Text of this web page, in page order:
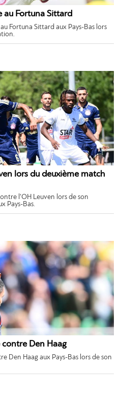
au Fortuna Sittard
au Fortuna Sittard aux Pays-Bas lors
lors du deuxième match
l’OH Leuven lors de son
Pays-Bas.
contre Den Haag
Den Haag aux Pays-Bas lors de son